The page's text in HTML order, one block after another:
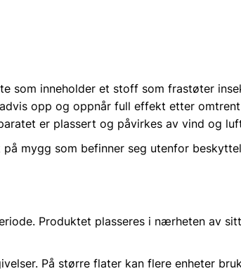
som inneholder et stoff som frastøter
opp og oppnår full effekt etter
er plassert og påvirkes av vind og
mygg som befinner seg utenfor
Produktet plasseres i nærheten av
På større flater kan flere enheter